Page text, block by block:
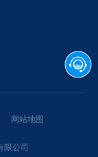
网站地图
公司